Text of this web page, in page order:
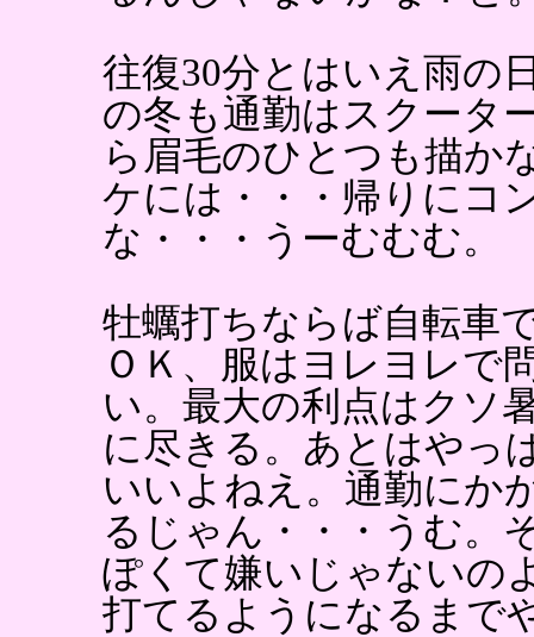
往復30分とはいえ雨の
の冬も通勤はスクータ
ら眉毛のひとつも描か
ケには・・・帰りにコ
な・・・うーむむむ。
牡蠣打ちならば自転車
ＯＫ、服はヨレヨレで
い。最大の利点はクソ
に尽きる。あとはやっ
いいよねえ。通勤にか
るじゃん・・・うむ。
ぽくて嫌いじゃないの
打てるようになるまで